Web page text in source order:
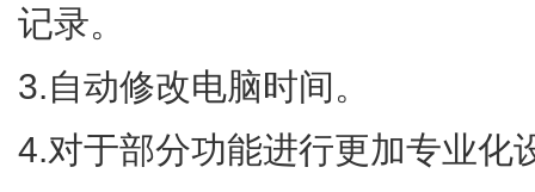
记录。
3.自动修改电脑时间。
4.对于部分功能进行更加专业化